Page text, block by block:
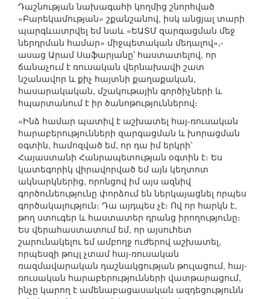
Դաշնության նախագահի կողմից շնորհված
«Բարեկամության» շքանշանով, իսկ անցյալ տարի
պարգևատրվել եմ նաև «ԵԱՏՄ զարգացման մեջ
ներդրման համար» միջպետական մեդալով»,-
ասաց Արամ Սաֆարյանը՝ հաստատելով, որ
ճանաչում է ռուսական վերնախավի շատ
նշանավոր և քիչ հայտնի քաղաքական,
հասարակական, մշակութային գործիչների և
հպարտանում է իր ծանոթություններով։
«Ինձ համար պատիվ է աշխատել հայ-ռուսական
հարաբերությունների զարգացման և խորացման
օգտին, համոզված եմ, որ դա իմ երկրի՝
Հայաստանի Հանրապետության օգտին է։ Ես
կատեգորիկ վիրավորված եմ այն կեղտոտ
ակնարկներից, որոնցով իմ այս ազնիվ
գործունեությունը փորձում են ներկայացնել որպես
գործակալություն։ Դա այդպես չէ։ Ով որ հարկն է,
թող ստուգեր և հաստատեր դրանց իրողությունը։
Ես վերահաստատում եմ, որ այսուհետ
շարունակելու եմ ամբողջ ուժերով աշխատել,
որպեսզի թույլ չտամ հայ-ռուսական
ռազմավարական դաշնակցության թուլացում, հայ-
ռուսական հարաբերությունների վատթարացում,
ինչը կարող է ամենաբացասական ազդեցությունն